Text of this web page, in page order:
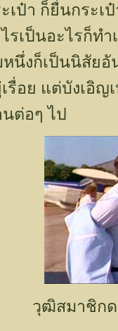
เป๋า ก็ยื่นกระเ
รเป็นอะไรก็ท
นึ่งก็เป็นนิสัยอั
รื่อย แต่บังเอิญ
ต่อๆ ไป
วุฒิสมาชิกด